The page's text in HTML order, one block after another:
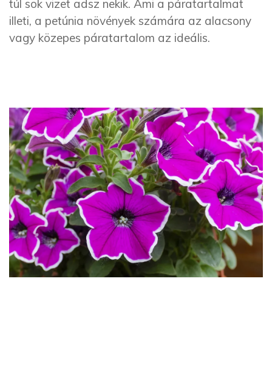
túl sok vizet adsz nekik. Ami a páratartalmat
illeti, a petúnia növények számára az alacsony
vagy közepes páratartalom az ideális.